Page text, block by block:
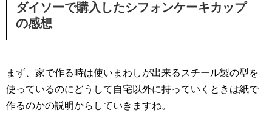
ダイソーで購入したシフォンケーキカップ
の感想
まず、家で作る時は使いまわしが出来るスチール製の型を
使っているのにどうして自宅以外に持っていくときは紙で
作るのかの説明からしていきますね。